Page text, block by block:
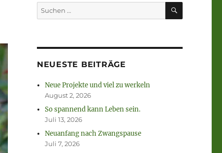
Suchen
nach:
SUCHEN
NEUESTE BEITRÄGE
Neue Projekte und viel zu werkeln
August 2, 2026
So spannend kann Leben sein.
Juli 13, 2026
Neuanfang nach Zwangspause
Juli 7, 2026